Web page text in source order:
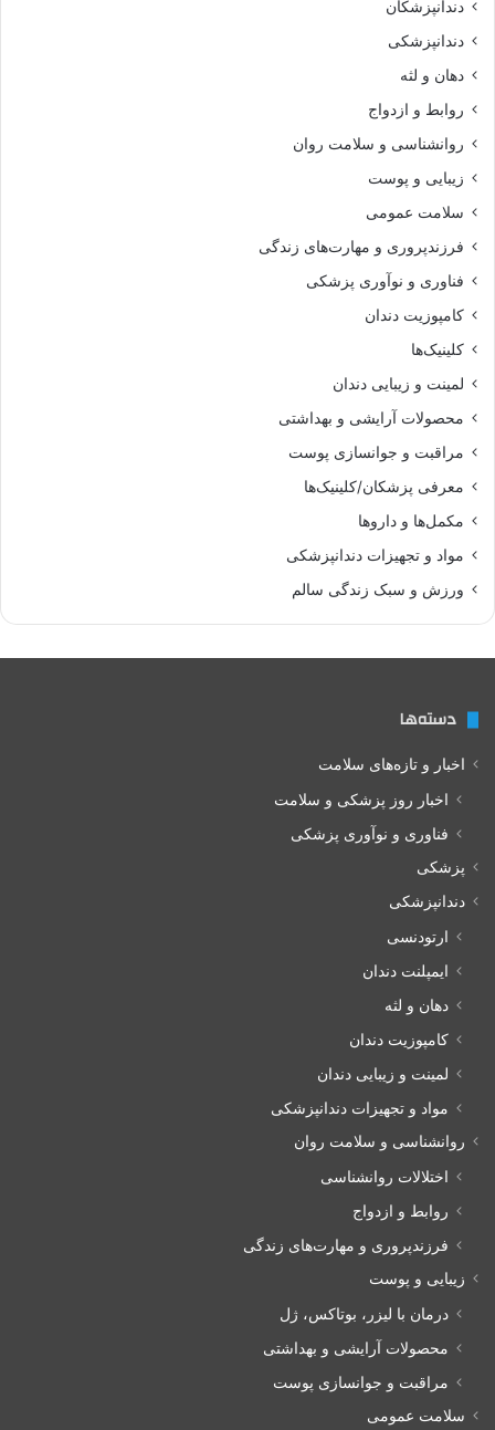
دندانپزشکان
دندانپزشکی
دهان و لثه
روابط و ازدواج
روانشناسی و سلامت روان
زیبایی و پوست
سلامت عمومی
فرزندپروری و مهارت‌های زندگی
فناوری و نوآوری پزشکی
کامپوزیت دندان
کلینیک‌ها
لمینت و زیبایی دندان
محصولات آرایشی و بهداشتی
مراقبت و جوانسازی پوست
معرفی پزشکان/کلینیک‌ها
مکمل‌ها و داروها
مواد و تجهیزات دندانپزشکی
ورزش و سبک زندگی سالم
دسته‌ها
اخبار و تازه‌های سلامت
اخبار روز پزشکی و سلامت
فناوری و نوآوری پزشکی
پزشکی
دندانپزشکی
ارتودنسی
ایمپلنت دندان
دهان و لثه
کامپوزیت دندان
لمینت و زیبایی دندان
مواد و تجهیزات دندانپزشکی
روانشناسی و سلامت روان
اختلالات روانشناسی
روابط و ازدواج
فرزندپروری و مهارت‌های زندگی
زیبایی و پوست
درمان با لیزر، بوتاکس، ژل
محصولات آرایشی و بهداشتی
مراقبت و جوانسازی پوست
سلامت عمومی